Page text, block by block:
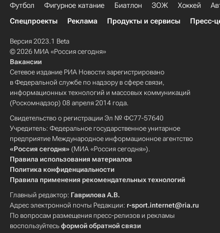
Футбол Фигурное катание Биатлон ЗОЖ Хоккей
Спецпроекты
Реклама Продукты и сервисы Пресс-
Версия 2023.1 Beta
© 2026 МИА «Россия сегодня»
Вакансии
Сетевое издание РИА Новости зарегистрировано
в Федеральной службе по надзору в сфере связи,
информационных технологий и массовых коммуникаций
(Роскомнадзор) 08 апреля 2014 года.
Свидетельство о регистрации Эл № ФС77-57640
Учредитель: Федеральное государственное унитарное
предприятие Международное информационное агентство
«Россия сегодня» (МИА «Россия сегодня»).
Правила использования материалов
Политика конфиденциальности
Правила применения рекомендательных технологий
Главный редактор: Гаврилова А.В.
Адрес электронной почты Редакции: r-sport.internet@ria.ru
По вопросам размещения пресс-релизов и рекламы
воспользуйтесьформой обратной связи